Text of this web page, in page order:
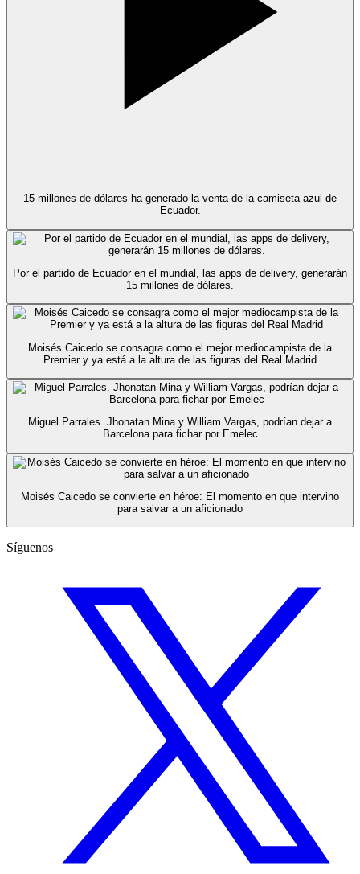
15 millones de dólares ha generado la venta de la camiseta azul de
Ecuador.
Por el partido de Ecuador en el mundial, las apps de delivery, generarán
15 millones de dólares.
Moisés Caicedo se consagra como el mejor mediocampista de la
Premier y ya está a la altura de las figuras del Real Madrid
Miguel Parrales. Jhonatan Mina y William Vargas, podrían dejar a
Barcelona para fichar por Emelec
Moisés Caicedo se convierte en héroe: El momento en que intervino
para salvar a un aficionado
Síguenos